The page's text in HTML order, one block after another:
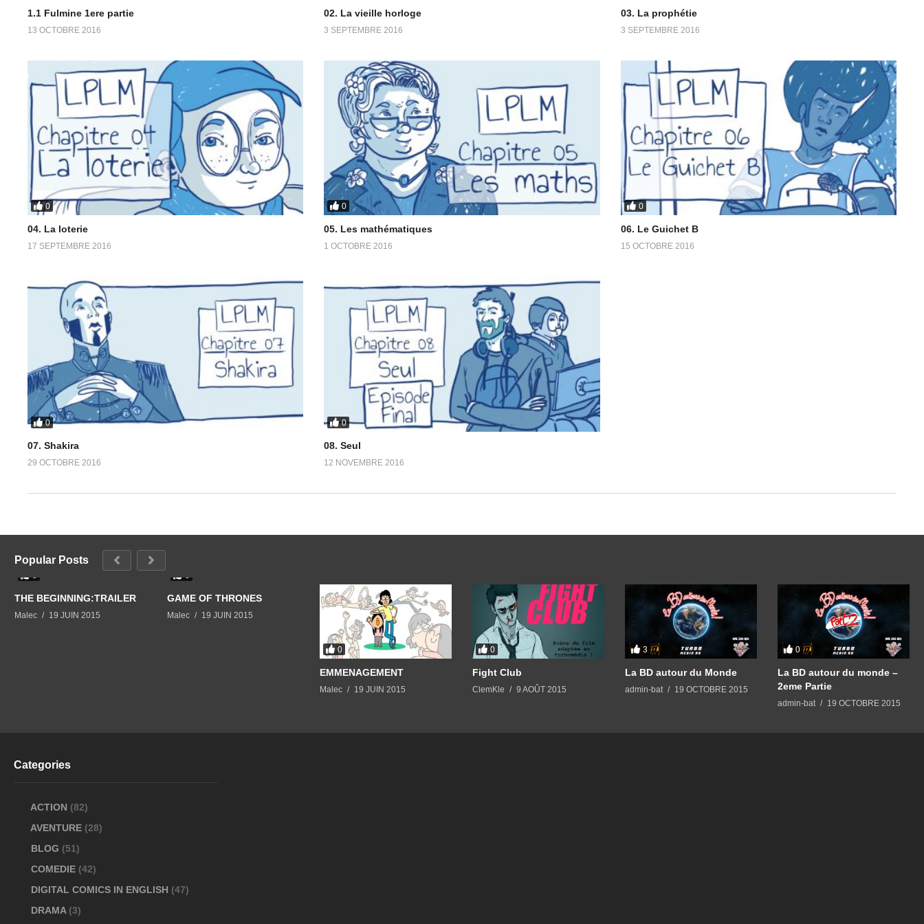
1.1 Fulmine 1ere partie
13 OCTOBRE 2016
02. La vieille horloge
3 SEPTEMBRE 2016
03. La prophétie
3 SEPTEMBRE 2016
0
04. La loterie
17 SEPTEMBRE 2016
0
05. Les mathématiques
1 OCTOBRE 2016
0
06. Le Guichet B
15 OCTOBRE 2016
0
07. Shakira
29 OCTOBRE 2016
0
08. Seul
12 NOVEMBRE 2016
Popular Posts
THE BEGINNING:TRAILER
Malec 19 JUIN 2015
GAME OF THRONES
Malec 19 JUIN 2015
0
EMMENAGEMENT
Malec 19 JUIN 2015
0
Fight Club
ClemKle 9 AOÛT 2015
3
La BD autour du Monde
admin-bat 19 OCTOBRE 2015
0
La BD autour du monde –
2eme Partie
admin-bat 19 OCTOBRE 2015
Categories
ACTION (82)
AVENTURE (28)
BLOG (51)
COMEDIE (42)
DIGITAL COMICS IN ENGLISH (47)
DRAMA (3)